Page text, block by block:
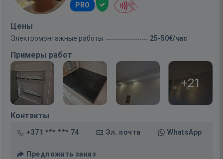
PRO
Цены
Электромонтажные работы 25-50€/час
Примеры работ
+21
Контакты
+371 *** *** 74 Эл. почта WhatsApp
Предложить заказ